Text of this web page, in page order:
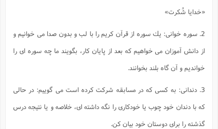
«خدايا شُكرت»
2. سوره خوانى: يك سوره از قرآن كريم را با لب و بدون صدا مى خوانيم و
از دانش آموزان مى خواهيم كه بعد از پايان كار، بگويند ما چه سوره اى را
خوانديم و آن گاه بلند بخوانند.
3. دندانى: به كسى كه در مسابقه شركت كرده است مى گوييم: در حالى
كه با دندان خود چوب يا خودكارى را نگه داشته اى، خلاصه و يا نتيجه درس
گذشته را براى دوستان خود بيان كن.